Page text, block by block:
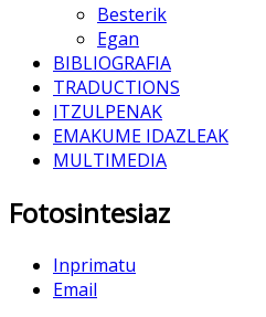
Besterik
Egan
BIBLIOGRAFIA
TRADUCTIONS
ITZULPENAK
EMAKUME IDAZLEAK
MULTIMEDIA
Fotosintesiaz
Inprimatu
Email